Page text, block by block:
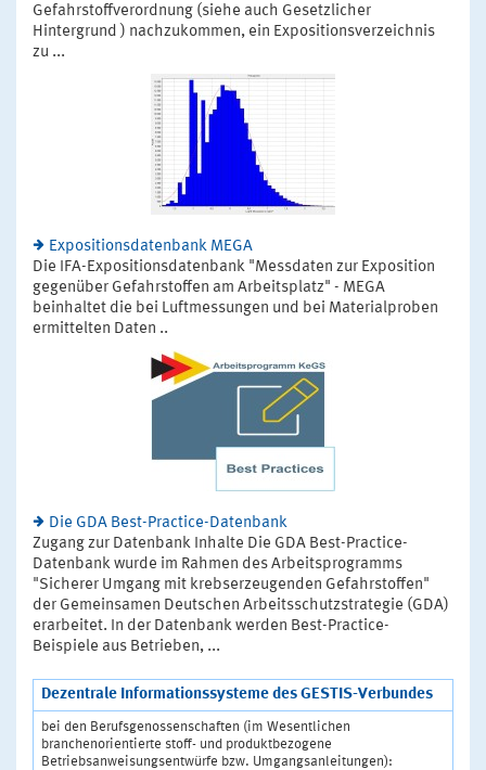
Gefahrstoffverordnung (siehe auch Gesetzlicher
Hintergrund ) nachzukommen, ein Expositionsverzeichnis
zu ...
Expositionsdatenbank MEGA
Die IFA-Expositionsdatenbank "Messdaten zur Exposition
gegenüber Gefahrstoffen am Arbeitsplatz" - MEGA
beinhaltet die bei Luftmessungen und bei Materialproben
ermittelten Daten ..
Die GDA Best-Practice-Datenbank
Zugang zur Datenbank Inhalte Die GDA Best-Practice-
Datenbank wurde im Rahmen des Arbeitsprogramms
"Sicherer Umgang mit krebserzeugenden Gefahrstoffen"
der Gemeinsamen Deutschen Arbeitsschutzstrategie (GDA)
erarbeitet. In der Datenbank werden Best-Practice-
Beispiele aus Betrieben, ...
Dezentrale Informationssysteme des GESTIS-Verbundes
bei den Berufsgenossenschaften (im Wesentlichen
branchenorientierte stoff- und produktbezogene
Betriebsanweisungsentwürfe bzw. Umgangsanleitungen):